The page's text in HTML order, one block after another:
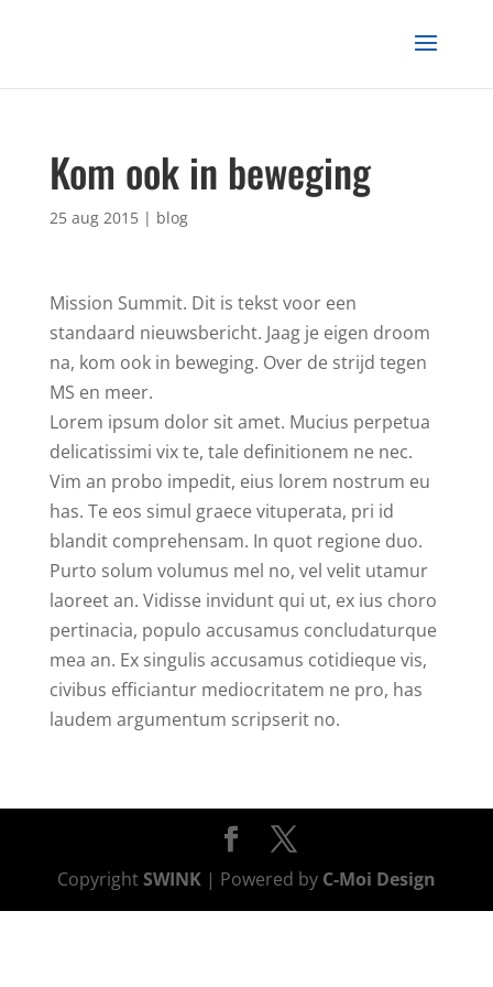
Kom ook in beweging
25 aug 2015| blog
Mission Summit. Dit is tekst voor een
standaard nieuwsbericht. Jaag je eigen droom
na, kom ook in beweging. Over de strijd tegen
MS en meer.
Lorem ipsum dolor sit amet. Mucius perpetua
delicatissimi vix te, tale definitionem ne nec.
Vim an probo impedit, eius lorem nostrum eu
has. Te eos simul graece vituperata, pri id
blandit comprehensam. In quot regione duo.
Purto solum volumus mel no, vel velit utamur
laoreet an. Vidisse invidunt qui ut, ex ius choro
pertinacia, populo accusamus concludaturque
mea an. Ex singulis accusamus cotidieque vis,
civibus efficiantur mediocritatem ne pro, has
laudem argumentum scripserit no.
CopyrightSWINK| Powered by C-Moi Design